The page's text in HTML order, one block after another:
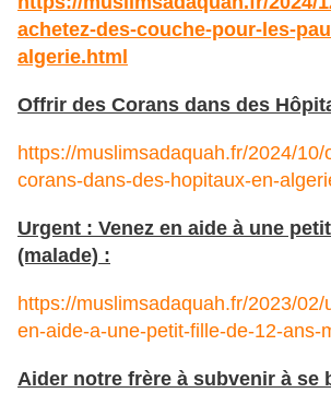
achetez-des-couche-pour-les-
algerie.html
Offrir des Corans dans des
https://muslimsadaquah.fr/2024/10/
corans-dans-des-hopitaux-en-
Urgent : Venez en aide à une
(malade) :
https://muslimsadaquah.fr/2023/
en-aide-a-une-petit-fille-de-12-ans-
Aider notre frère à subvenir à se